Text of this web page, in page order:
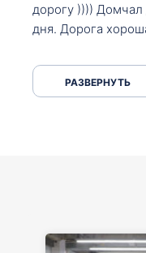
дорогу ))))
дня. Дорога
серпантинах по
РАЗВЕРНУТЬ